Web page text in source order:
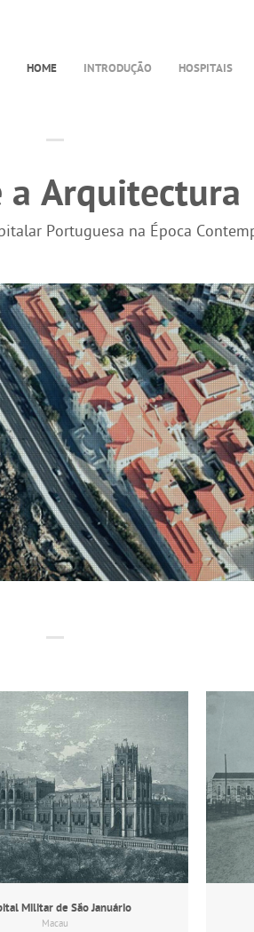
HOME INTRODUÇÃO HOSPITAIS
a Arquitectura
Portuguesa na Época
Militar de São Januário
Macau